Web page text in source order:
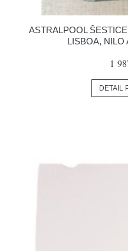
ASTRALPOOL
LISBOA, NILO
1
DETAIL